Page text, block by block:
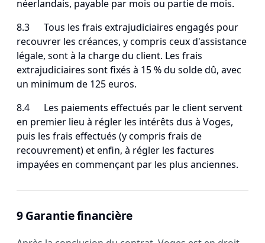
néerlandais, payable par mois ou partie de mois.
8.3 Tous les frais extrajudiciaires engagés pour
recouvrer les créances, y compris ceux d'assistance
légale, sont à la charge du client. Les frais
extrajudiciaires sont fixés à 15 % du solde dû, avec
un minimum de 125 euros.
8.4 Les paiements effectués par le client servent
en premier lieu à régler les intérêts dus à Voges,
puis les frais effectués (y compris frais de
recouvrement) et enfin, à régler les factures
impayées en commençant par les plus anciennes.
9 Garantie financière